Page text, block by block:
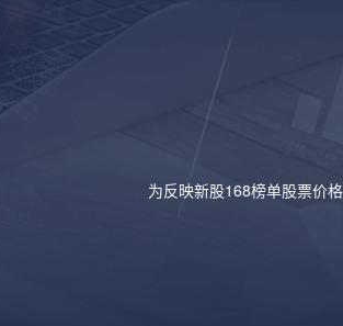
为反映新股168榜单股票价